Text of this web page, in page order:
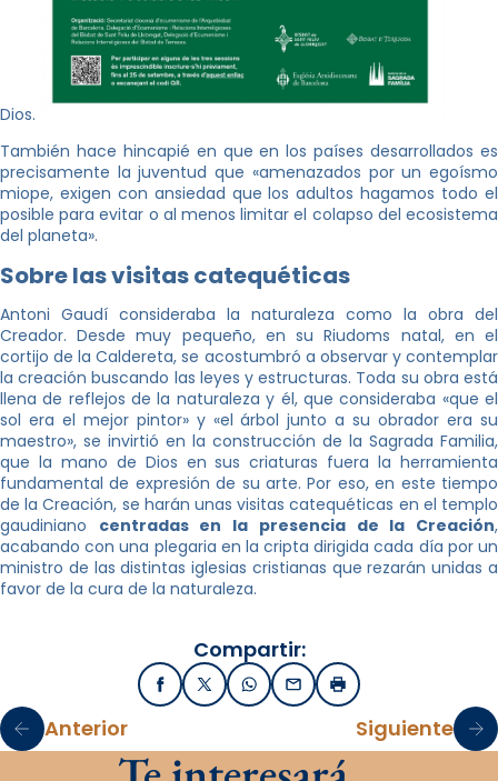
Dios.
También hace hincapié en que en los países desarrollados es
precisamente la juventud que «amenazados por un egoísmo
miope, exigen con ansiedad que los adultos hagamos todo el
posible para evitar o al menos limitar el colapso del ecosistema
del planeta».
Sobre las visitas catequéticas
Antoni Gaudí consideraba la naturaleza como la obra del
Creador. Desde muy pequeño, en su Riudoms natal, en el
cortijo de la Caldereta, se acostumbró a observar y contemplar
la creación buscando las leyes y estructuras. Toda su obra está
llena de reflejos de la naturaleza y él, que consideraba «que el
sol era el mejor pintor» y «el árbol junto a su obrador era su
maestro», se invirtió en la construcción de la Sagrada Familia,
que la mano de Dios en sus criaturas fuera la herramienta
fundamental de expresión de su arte. Por eso, en este tiempo
de la Creación, se harán unas visitas catequéticas en el templo
gaudiniano centradas en la presencia de la Creación,
acabando con una plegaria en la cripta dirigida cada día por un
ministro de las distintas iglesias cristianas que rezarán unidas a
favor de la cura de la naturaleza.
Compartir:
FacebookX / TwitterWhatsApp
EmailImprimir
Anterior Siguiente